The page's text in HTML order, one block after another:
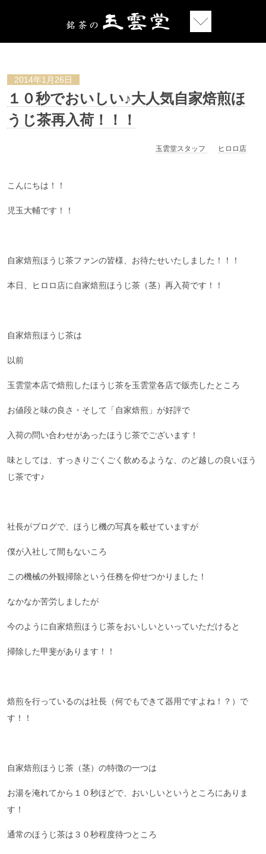
2014年1月26日
１０秒でおいしい♪大人気自家焙煎ほ
うじ茶再入荷！！！
玉雲堂スタッフ ヒロロ店
こんにちは！！
児玉大輔です！！
自家焙煎ほうじ茶ファンの皆様、お待たせいたしました！！！
本日、ヒロロ店に自家焙煎ほうじ茶（茎）再入荷です！！
自家焙煎ほうじ茶は
以前
玉雲堂本店で焙煎したほうじ茶を玉雲堂各店で販売したところ
お値段と味の良さ・そして「自家焙煎」が好評で
入荷の問い合わせがあったほうじ茶でございます！
味としては、すっきりごくごく飲めるような、のど越しの良いほう
じ茶です♪
社長がブログで、ほうじ機の写真を載せていますが
僕が入社して間もないころ
この機械の外観掃除という任務を仰せつかりました！
なかなか苦労しましたが
今のように自家焙煎ほうじ茶をおいしいといっていただけると
掃除した甲斐があります！！
焙煎を行っているのは社長（何でもできて器用ですよね！？）で
す！！
自家焙煎ほうじ茶（茎）の特徴の一つは
お湯を淹れてから１０秒ほどで、おいしいというところにありま
す！
通常のほうじ茶は３０秒程度待つところ